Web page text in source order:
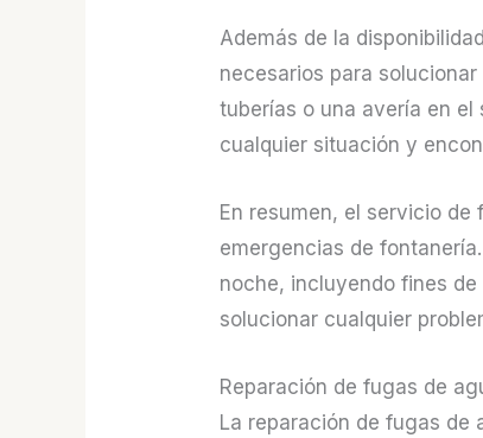
Además de la
necesarios para
tuberías o una avería en
cualquier situación y
En resumen, el servicio
emergencias de
noche, incluyendo fines
solucionar cualquier
Reparación de fugas de
La reparación de fugas de